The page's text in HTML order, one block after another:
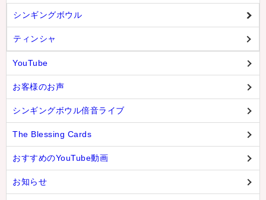
シンギングボウル
ティンシャ
YouTube
お客様のお声
シンギングボウル倍音ライブ
The Blessing Cards
おすすめのYouTube動画
お知らせ